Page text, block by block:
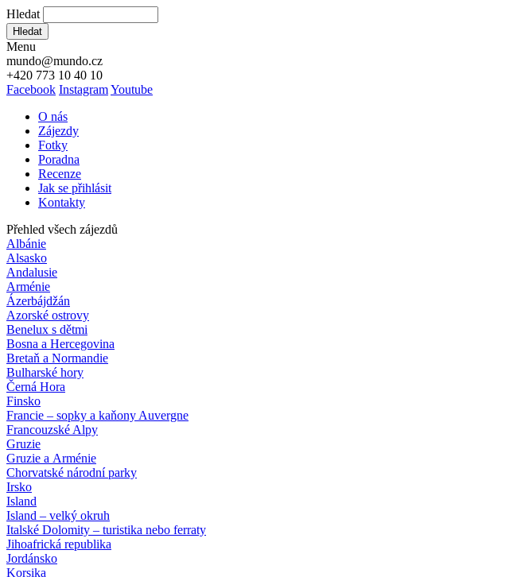
Hledat
Hledat
Menu
mundo@mundo.cz
+420 773 10 40 10
Facebook InstagramYoutube
O nás
Zájezdy
Fotky
Poradna
Recenze
Jak se přihlásit
Kontakty
Přehled všech zájezdů
Albánie
Alsasko
Andalusie
Arménie
Ázerbájdžán
Azorské ostrovy
Benelux s dětmi
Bosna a Hercegovina
Bretaň a Normandie
Bulharské hory
Černá Hora
Finsko
Francie – sopky a kaňony Auvergne
Francouzské Alpy
Gruzie
Gruzie a Arménie
Chorvatské národní parky
Irsko
Island
Island – velký okruh
Italské Dolomity – turistika nebo ferraty
Jihoafrická republika
Jordánsko
Korsika